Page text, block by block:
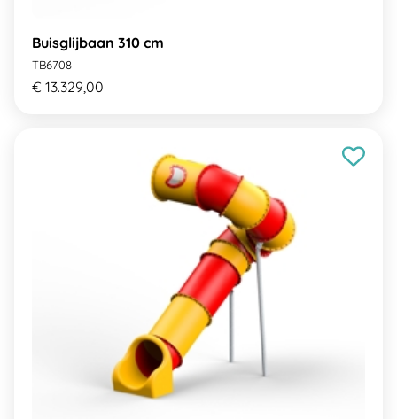
Buisglijbaan 310 cm
TB6708
€ 13.329,00